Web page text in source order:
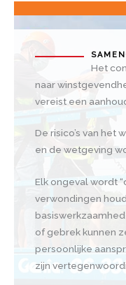
Het
naar
vereist een
De risico’s van het
en de wetgeving
Elk ongeval wordt
verwondingen
of gebrek kunnen
persoonlijke
zijn